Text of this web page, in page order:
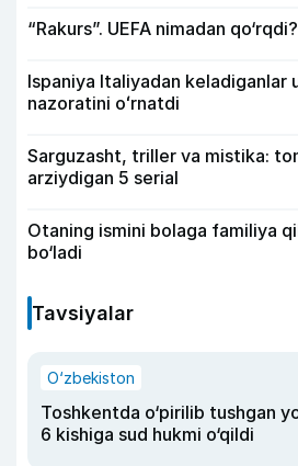
“Rakurs”. UEFA nimadan qo‘rqdi?
Ispaniya Italiyadan keladiganlar
nazoratini oʻrnatdi
Sarguzasht, triller va mistika:
arziydigan 5 serial
Otaning ismini bolaga familiya
bo‘ladi
Tavsiyalar
O‘zbekiston
Toshkentda o‘pirilib tushgan
6 kishiga sud hukmi o‘qildi